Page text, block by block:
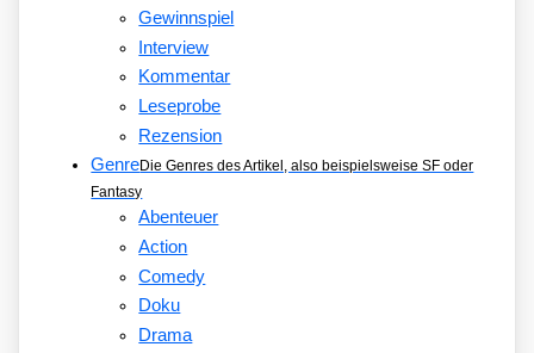
Gewinnspiel
Interview
Kommentar
Leseprobe
Rezension
GenreDie Genres des Artikel, also beispielsweise SF oder
Fantasy
Abenteuer
Action
Comedy
Doku
Drama